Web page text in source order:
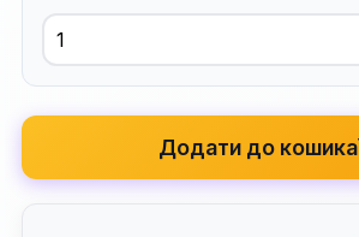
Додати до кошика